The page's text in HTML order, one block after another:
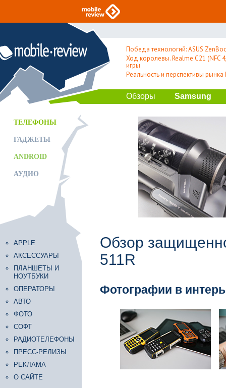
Победа технологий: ASUS
Ход королевы. Realme C21 (NFC
игры
Реальность и перспективы
Обзоры Samsung
ТЕЛЕФОНЫ
ГАДЖЕТЫ
ANDROID
АУДИО
APPLE
АКСЕССУАРЫ
ПЛАНШЕТЫ И
НОУТБУКИ
ОПЕРАТОРЫ
АВТО
ФОТО
СОФТ
РАДИОТЕЛЕФОНЫ
ПРЕСС-РЕЛИЗЫ
РЕКЛАМА
О САЙТЕ
Обзор
511R
Фотографии в